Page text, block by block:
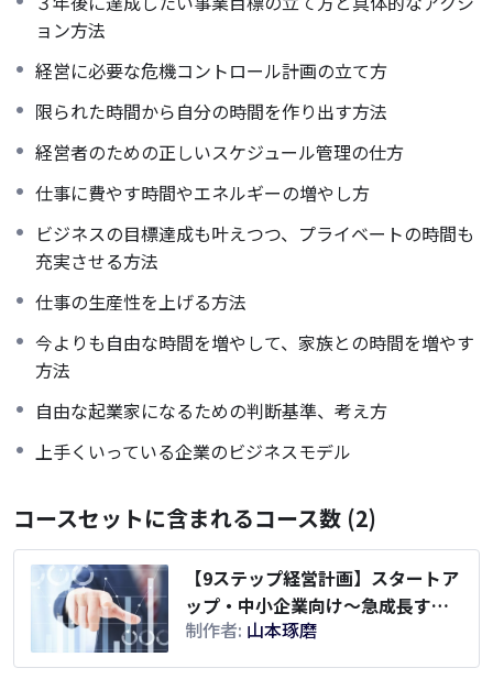
ョン方法
経営に必要な危機コントロール計画の立て方
限られた時間から自分の時間を作り出す方法
経営者のための正しいスケジュール管理の仕方
仕事に費やす時間やエネルギーの増やし方
ビジネスの目標達成も叶えつつ、プライベートの時間も
充実させる方法
仕事の生産性を上げる方法
今よりも自由な時間を増やして、家族との時間を増やす
方法
自由な起業家になるための判断基準、考え方
上手くいっている企業のビジネスモデル
コースセットに含まれるコース数 (2)
【9ステップ経営計画】スタートア
ップ・中小企業向け～急成長する
事業計画の立て方～
制作者: 山本琢磨